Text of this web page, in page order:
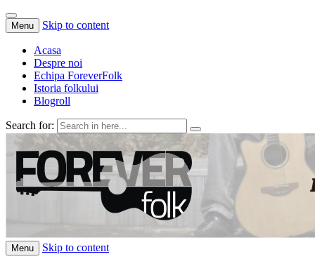
Menu Skip to content
Acasa
Despre noi
Echipa ForeverFolk
Istoria folkului
Blogroll
Search for:
ForeverFolk
Muzica sufletului tau
Menu Skip to content